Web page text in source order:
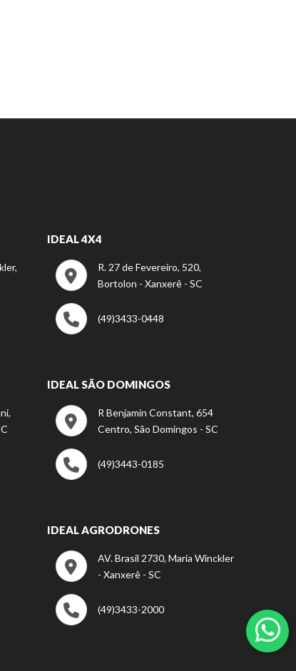
IDEAL 4X4
R. 27 de Fevereiro, 520,
Bortolon - Xanxerê - SC
(49)3433-0448
IDEAL SÃO DOMINGOS
R Benjamin Constant, 654
Centro, São Domingos - SC
(49)3443-0185
IDEAL AGRODRONES
AV. Brasil 2730, Maria Winckler
- Xanxerê - SC
(49)3433-2000